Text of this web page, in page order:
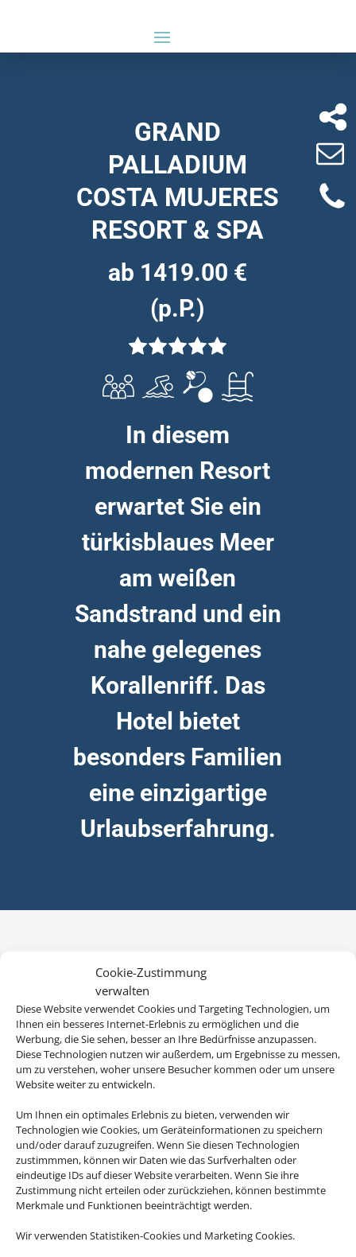
Cookie-Zustimmung
verwalten
Diese Website verwendet Cookies und Targeting Technologien, um
Ihnen ein besseres Internet-Erlebnis zu ermöglichen und die
Werbung, die Sie sehen, besser an Ihre Bedürfnisse anzupassen.
Diese Technologien nutzen wir außerdem, um Ergebnisse zu messen,
um zu verstehen, woher unsere Besucher kommen oder um unsere
Website weiter zu entwickeln.
Um Ihnen ein optimales Erlebnis zu bieten, verwenden wir
Technologien wie Cookies, um Geräteinformationen zu speichern
und/oder darauf zuzugreifen. Wenn Sie diesen Technologien
zustimmmen, können wir Daten wie das Surfverhalten oder
eindeutige IDs auf dieser Website verarbeiten. Wenn Sie ihre
Zustimmung nicht erteilen oder zurückziehen, können bestimmte
Merkmale und Funktionen beeinträchtigt werden.
Wir verwenden Statistiken-Cookies und Marketing Cookies.
GRAND
PALLADIUM
COSTA MUJERES
RESORT & SPA
ab 1419.00 €
(p.P.)
In diesem
modernen Resort
erwartet Sie ein
türkisblaues Meer
am weißen
Sandstrand und ein
nahe gelegenes
Korallenriff. Das
Hotel bietet
besonders Familien
eine einzigartige
Urlaubserfahrung.